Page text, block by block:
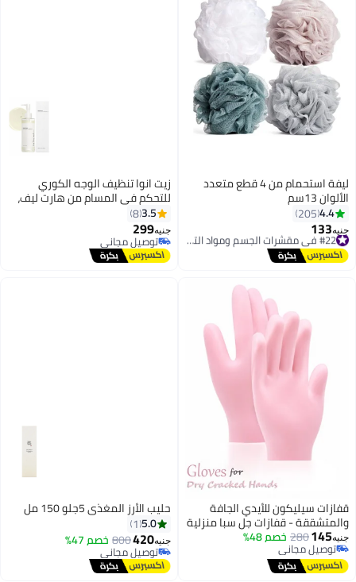
ليفة استحمام من 4 قطع متعدد
الألوان 13سم
4.4
205
جنيه133
توصيل مجاني
زيت انوا تنظيف الوجه الكوري
للتحكم في المسام من هارت ليف،
إزالة الرؤوس السوداء للمكياج
اليومي، 200 مل
3.5
8
جنيه299
توصيل مجاني
توصيل مجاني
قفازات سيليكون للأيدي الجافة
والمتشققة - قفازات جل سبا منزلية
قابلة لإعادة الاستخدام - زوج
جنيه145
280 خصم 48%
توصيل مجاني
توصيل مجاني
حليب الأرز المغذي 5جلو 150 مل
5.0
1
جنيه420
800 خصم 47%
توصيل مجاني
توصيل مجاني